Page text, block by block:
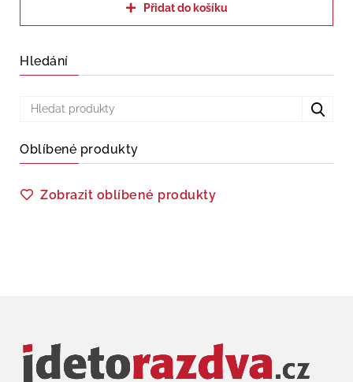
Přidat do košíku
Hledání
Oblíbené produkty
Zobrazit oblíbené produkty